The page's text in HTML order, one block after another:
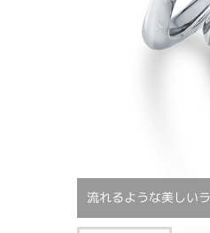
流れるような美しい